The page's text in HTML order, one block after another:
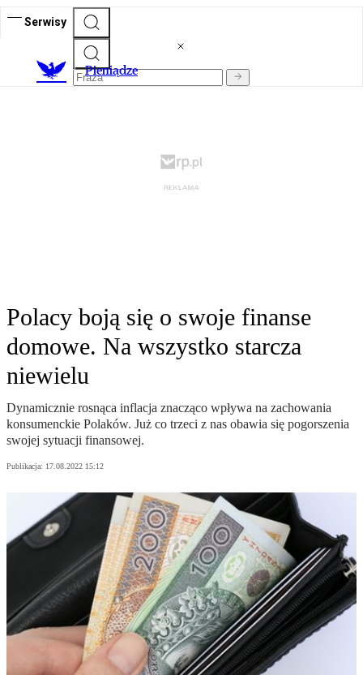
Serwisy
Pieniądze
Polacy boją się o swoje finanse
domowe. Na wszystko starcza
niewielu
Dynamicznie rosnąca inflacja znacząco wpływa na zachowania
konsumenckie Polaków. Już co trzeci z nas obawia się pogorszenia
swojej sytuacji finansowej.
Publikacja: 17.08.2022 15:12